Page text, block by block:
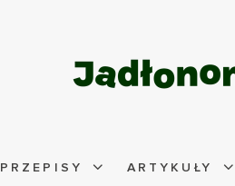
PRZEPISY ARTYKUŁY